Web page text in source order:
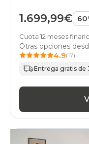
1.699,99€
Cuota 12 meses
Otras opciones
4.9(17)
Entrega gratis de